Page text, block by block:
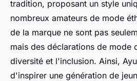
tradition, proposant un style
nombreux amateurs de mode
de la marque ne sont pas
mais des déclarations de mode
diversité et l'inclusion. Ainsi,
d'inspirer une génération de